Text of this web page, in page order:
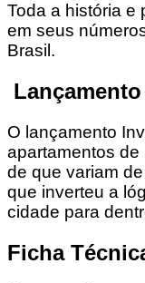
Toda a história e
em seus
Brasil.
O lançamento
apartamentos de
de que variam
que inverteu a
cidade para
Ficha